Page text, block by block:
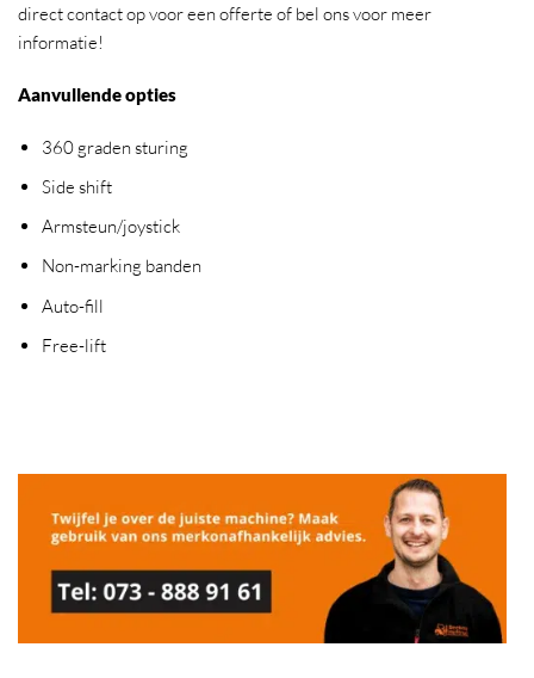
direct contact op voor een offerte of bel ons voor meer
informatie!
Aanvullende opties
360 graden sturing
Side shift
Armsteun/joystick
Non-marking banden
Auto-fill
Free-lift